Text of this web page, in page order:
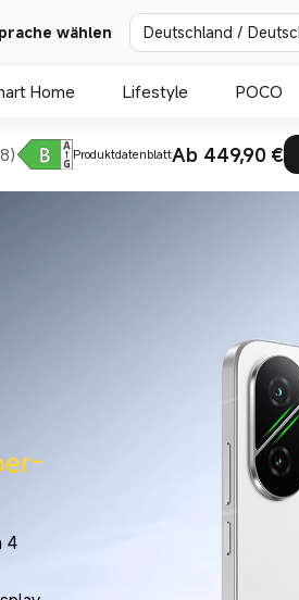
wählen Deutschland /
Home Lifestyle POCO
ProduktdatenblattAb 449,90 €
4